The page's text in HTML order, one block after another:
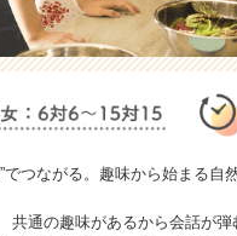
”でつながる。趣味から始まる自
共通の趣味があるから会話が弾